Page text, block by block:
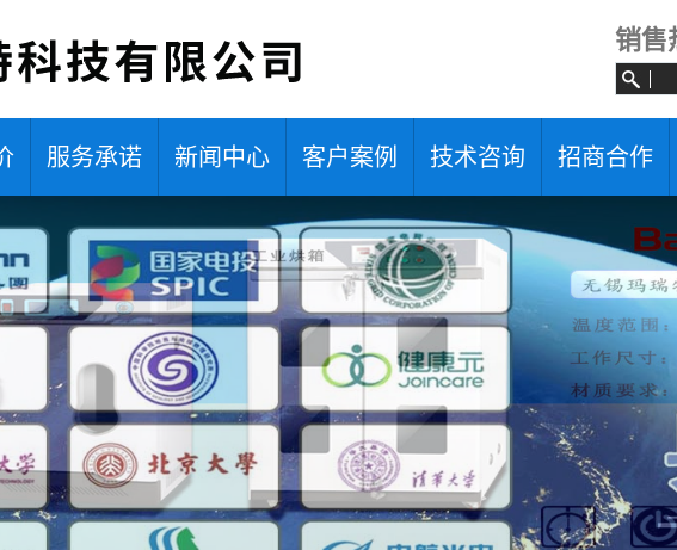
销售
服务承诺 新闻中心 客户案例 技术咨询 招商合作